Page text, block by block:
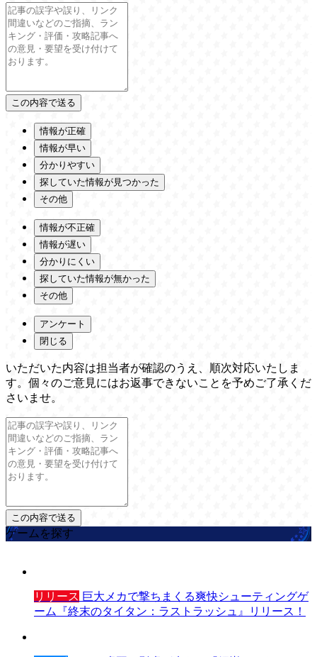
情報が正確
情報が早い
分かりやすい
探していた情報が見つかった
その他
情報が不正確
情報が遅い
分かりにくい
探していた情報が無かった
その他
アンケート
閉じる
いただいた内容は担当者が確認のうえ、順次対応いたしま
す。個々のご意見にはお返事できないことを予めご了承くだ
さいませ。
ゲームを探す
リリース 巨大メカで撃ちまくる爽快シューティングゲ
ーム『終末のタイタン：ラストラッシュ』リリース！